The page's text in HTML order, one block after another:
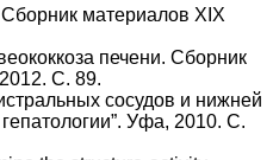
материалов XIX
печени. Сборник
С. 89.
сосудов и нижней
Уфа, 2010. С.